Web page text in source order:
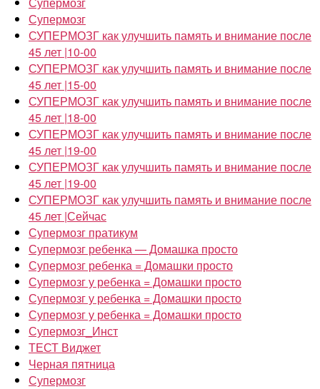
Супермозг
СУПЕРМОЗГ как улучшить память и внимание после
45 лет |10-00
СУПЕРМОЗГ как улучшить память и внимание после
45 лет |15-00
СУПЕРМОЗГ как улучшить память и внимание после
45 лет |18-00
СУПЕРМОЗГ как улучшить память и внимание после
45 лет |19-00
СУПЕРМОЗГ как улучшить память и внимание после
45 лет |19-00
СУПЕРМОЗГ как улучшить память и внимание после
45 лет |Сейчас
Супермозг пратикум
Супермозг ребенка — Домашка просто
Супермозг ребенка = Домашки просто
Супермозг у ребенка = Домашки просто
Супермозг у ребенка = Домашки просто
Супермозг у ребенка = Домашки просто
Супермозг_Инст
ТЕСТ Виджет
Черная пятница
Супермозг